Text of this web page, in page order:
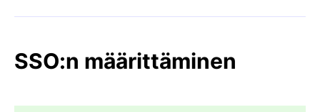
SSO:n määrittäminen